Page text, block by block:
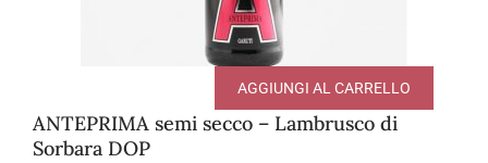
ANTEPRIMA semi secco – Lambrusco di
Sorbara DOP
AGGIUNGI AL CARRELLO